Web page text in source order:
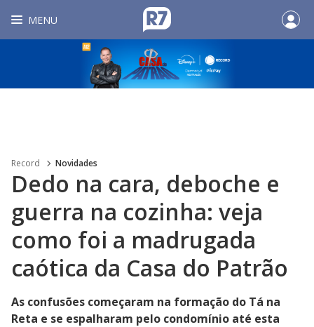
MENU
Record Novidades
Dedo na cara, deboche e
guerra na cozinha: veja
como foi a madrugada
caótica da Casa do Patrão
As confusões começaram na formação do Tá na
Reta e se espalharam pelo condomínio até esta